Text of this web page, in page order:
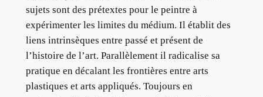
sujets sont des prétextes pour le peintre à
expérimenter les limites du médium. Il établit des
liens intrinsèques entre passé et présent de
l’histoire de l’art. Parallèlement il radicalise sa
pratique en décalant les frontières entre arts
plastiques et arts appliqués. Toujours en